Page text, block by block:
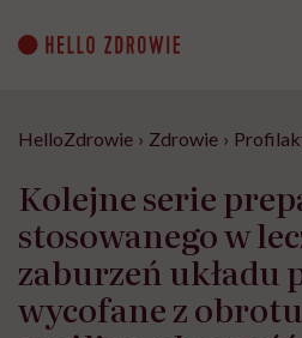
content
HelloZdrowie › Zdrowie ›
Kolejne serie
stosowanego w
zaburzeń układu
wycofane z